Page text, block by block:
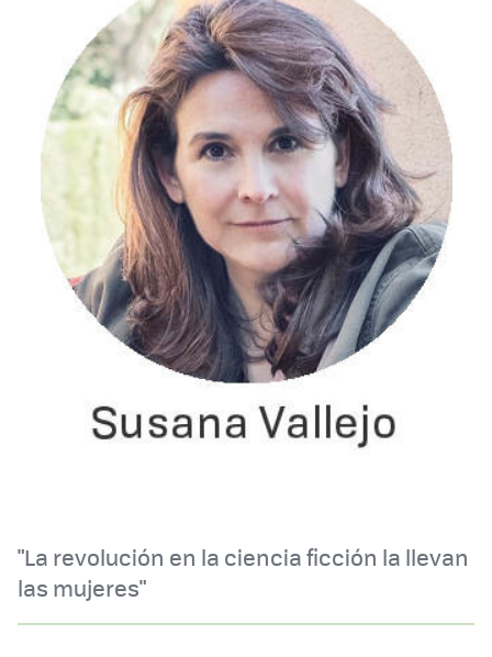
"La revolución en la ciencia ficción la llevan
las mujeres"